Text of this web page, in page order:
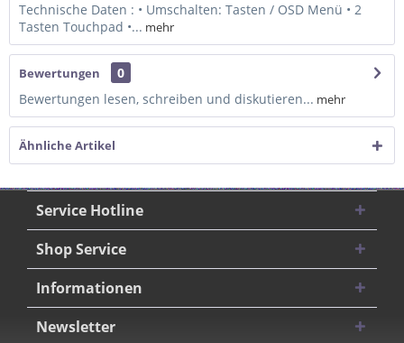
Technische Daten : • Umschalten: Tasten / OSD Menü • 2
Tasten Touchpad •... mehr
Bewertungen
0
Bewertungen lesen, schreiben und diskutieren... mehr
Ähnliche Artikel
Service Hotline
Shop Service
Informationen
Newsletter